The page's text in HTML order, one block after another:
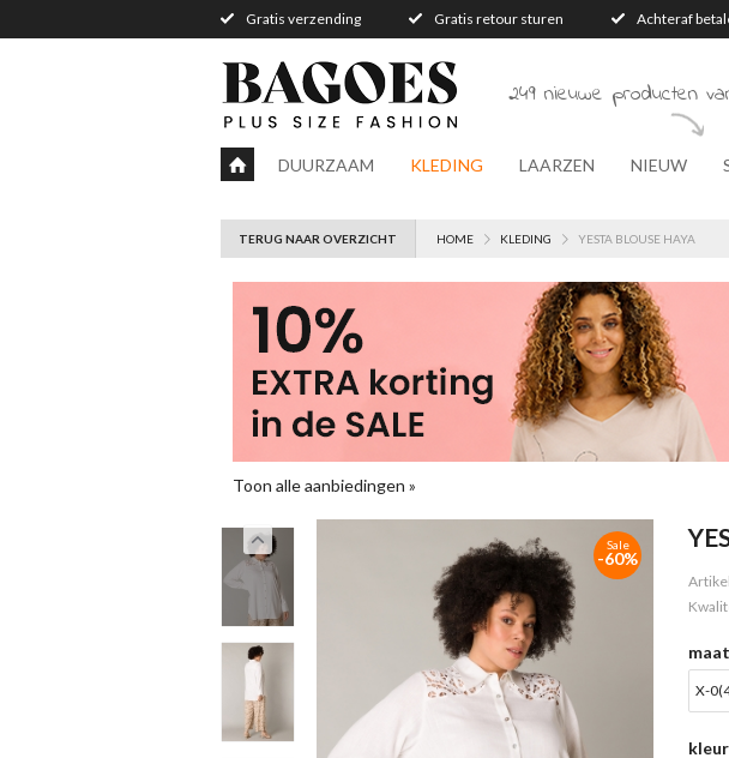
Gratis verzending Gratis retour sturen Achteraf
249 nieuwe producten
DUURZAAM KLEDING LAARZEN NIEUW
TERUG NAAR OVERZICHT HOME KLEDING YESTA BLOUSE HAYA
Toon alle aanbiedingen »
Sale
-60%
maat
X-
kleur